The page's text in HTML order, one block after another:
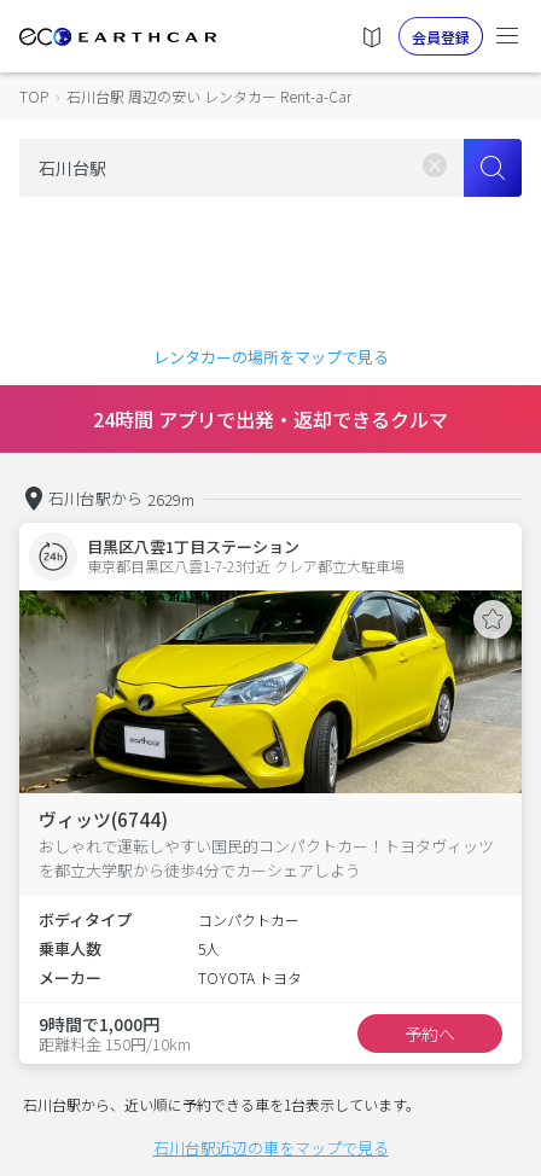
会員登録
TOP › 石川台駅 周辺の安い レンタカー Rent-a-Car
レンタカーの場所をマップで見る
24時間 アプリで出発・返却できるクルマ
石川台駅から 2629m
目黒区八雲1丁目ステーション
東京都目黒区八雲1-7-23付近 クレア都立大駐車場
ヴィッツ(6744)
おしゃれで運転しやすい国民的コンパクトカー！トヨタヴィッツ
を都立大学駅から徒歩4分でカーシェアしよう
ボディタイプ コンパクトカー
乗車人数 5人
メーカー TOYOTA トヨタ
9時間で1,000円
距離料金 150円/10km 予約へ
石川台駅から、近い順に予約できる車を1台表示しています。
石川台駅近辺の車をマップで見る